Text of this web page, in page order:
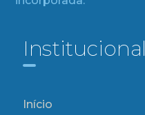
Institucional
Início